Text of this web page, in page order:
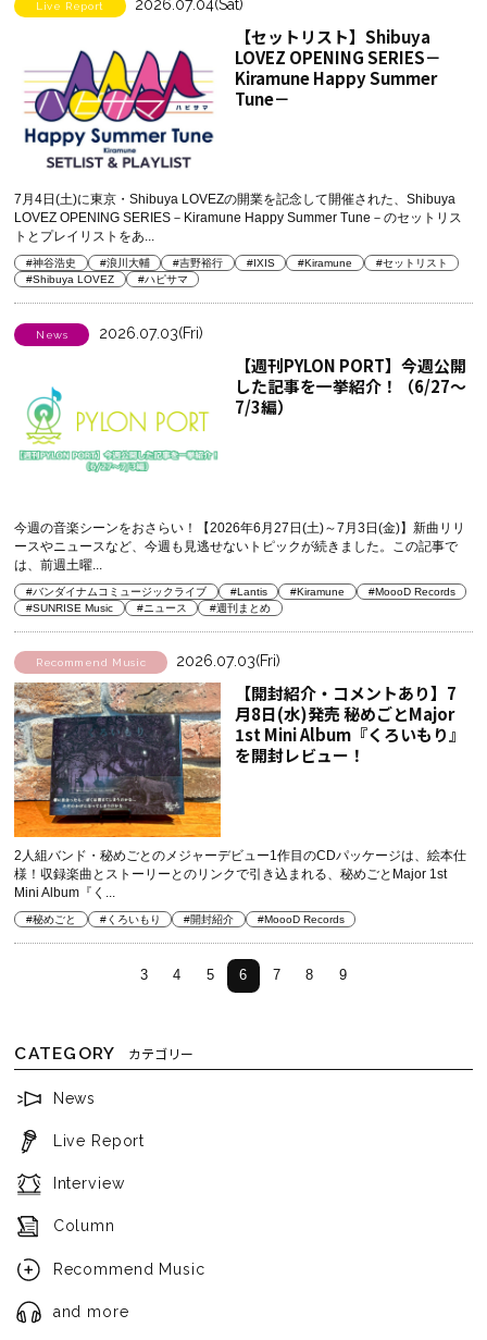
Live Report 2026.07.04(Sat)
【セットリスト】Shibuya
LOVEZ OPENING SERIES－
Kiramune Happy Summer
Tune－
7月4日(土)に東京・Shibuya LOVEZの開業を記念して開催された、Shibuya
LOVEZ OPENING SERIES－Kiramune Happy Summer Tune－のセットリス
トとプレイリストをあ...
#神谷浩史 #浪川大輔 #吉野裕行 #IXIS #Kiramune
#セットリスト
#Shibuya LOVEZ
#ハピサマ
News 2026.07.03(Fri)
【週刊PYLON PORT】今週公開
した記事を一挙紹介！（6/27～
7/3編）
今週の音楽シーンをおさらい！【2026年6月27日(土)～7月3日(金)】新曲リリ
ースやニュースなど、今週も見逃せないトピックが続きました。この記事で
は、前週土曜...
#バンダイナムコミュージックライブ #Lantis #Kiramune
#MoooD Records
#SUNRISE Music
#ニュース #週刊まとめ
Recommend Music 2026.07.03(Fri)
【開封紹介・コメントあり】7
月8日(水)発売 秘めごとMajor
1st Mini Album『くろいもり』
を開封レビュー！
2人組バンド・秘めごとのメジャーデビュー1作目のCDパッケージは、絵本仕
様！収録楽曲とストーリーとのリンクで引き込まれる、秘めごとMajor 1st
Mini Album『く...
#秘めごと #くろいもり #開封紹介 #MoooD Records
3 4 5 6 7 8 9
CATEGORY カテゴリー
News
Live Report
Interview
Column
Recommend Music
and more